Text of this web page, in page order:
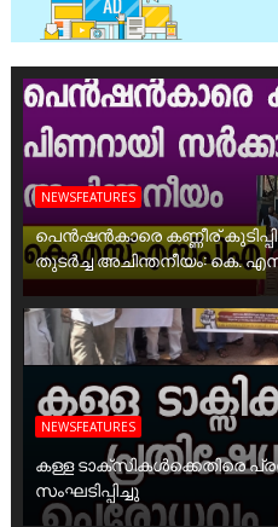
NEWSFEATURES
പെൻഷൻകാരെ കണ്ണീര്
തുടർച്ച അചിന്തനീയം: കെ.
NEWSFEATURES
കള്ള ടാക്സികൾക്കെതിരെ
സംഘടിപ്പിച്ചു